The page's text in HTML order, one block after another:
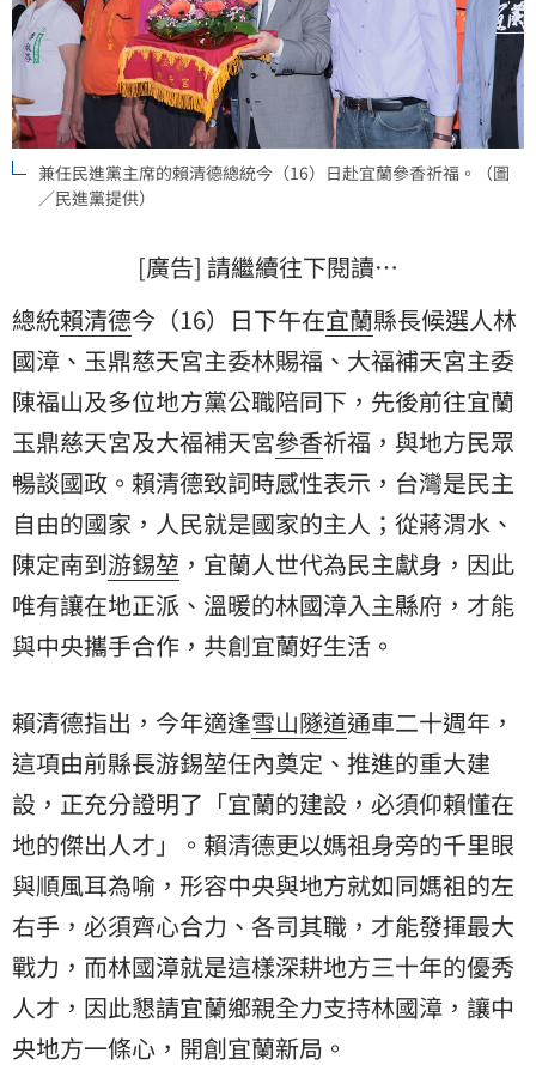
兼任民進黨主席的賴清德總統今（16）日赴宜蘭參香祈福。（圖
／民進黨提供）
[廣告] 請繼續往下閱讀…
總統賴清德今（16）日下午在宜蘭縣長候選人林
國漳 、玉鼎慈天宮主委林賜福、大福補天宮主委
陳福山及多位地方黨公職陪同下，先後前往宜蘭
玉鼎慈天宮及大福補天宮參香祈福，與地方民眾
暢談國政。賴清德致詞時感性表示，台灣是民主
自由的國家，人民就是國家的主人；從蔣渭水、
陳定南到游錫堃 ，宜蘭人世代為民主獻身，因此
唯有讓在地正派、溫暖的林國漳入主縣府，才能
與中央攜手合作，共創宜蘭好生活。
賴清德指出，今年適逢雪山隧道通車二十週年，
這項由前縣長游錫堃任內奠定、推進的重大建
設，正充分證明了「宜蘭的建設，必須仰賴懂在
地的傑出人才」。賴清德更以媽祖身旁的千里眼
與順風耳為喻，形容中央與地方就如同媽祖的左
右手，必須齊心合力、各司其職，才能發揮最大
戰力，而林國漳就是這樣深耕地方三十年的優秀
人才，因此懇請宜蘭鄉親全力支持林國漳，讓中
央地方一條心，開創宜蘭新局。